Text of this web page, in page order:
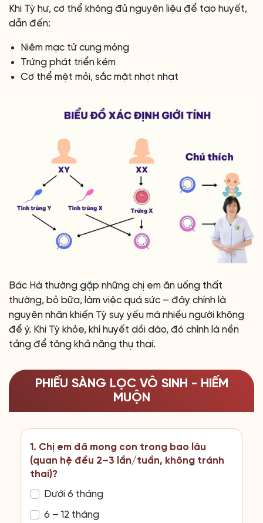
Khi Tỳ hư, cơ thể không đủ nguyên liệu để tạo huyết,
dẫn đến:
Niêm mạc tử cung mỏng
Trứng phát triển kém
Cơ thể mệt mỏi, sắc mặt nhợt nhạt
Bác Hà thường gặp những chị em ăn uống thất
thường, bỏ bữa, làm việc quá sức – đây chính là
nguyên nhân khiến Tỳ suy yếu mà nhiều người không
để ý. Khi Tỳ khỏe, khí huyết dồi dào, đó chính là nền
tảng để tăng khả năng thụ thai.
PHIẾU SÀNG LỌC VÔ SINH - HIẾM
MUỘN
1. Chị em đã mong con trong bao lâu
(quan hệ đều 2–3 lần/tuần, không tránh
thai)?
Dưới 6 tháng
6 – 12 tháng